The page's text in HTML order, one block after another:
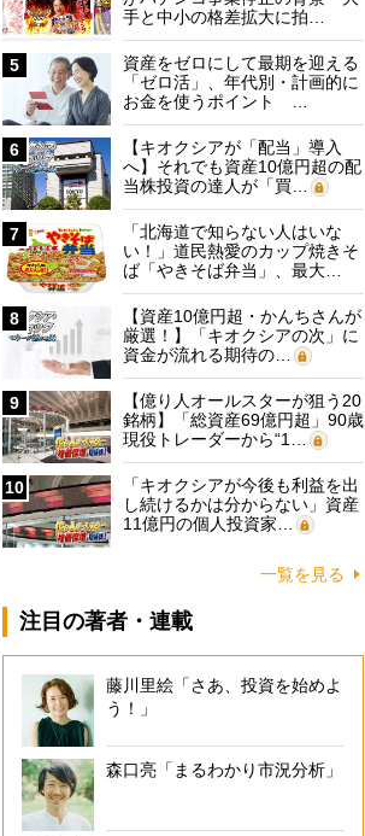
手と中小の格差拡大に拍…
5
資産をゼロにして最期を迎える
「ゼロ活」、年代別・計画的に
お金を使うポイント …
6
【キオクシアが「配当」導入
へ】それでも資産10億円超の配
当株投資の達人が「買…
7
「北海道で知らない人はいな
い！」道民熱愛のカップ焼きそ
ば「やきそば弁当」、最大…
8
【資産10億円超・かんちさんが
厳選！】「キオクシアの次」に
資金が流れる期待の…
9
【億り人オールスターが狙う20
銘柄】「総資産69億円超」90歳
現役トレーダーから“1…
10
「キオクシアが今後も利益を出
し続けるかは分からない」資産
11億円の個人投資家…
一覧を見る
注目の著者・連載
藤川里絵「さあ、投資を始めよ
う！」
森口亮「まるわかり市況分析」